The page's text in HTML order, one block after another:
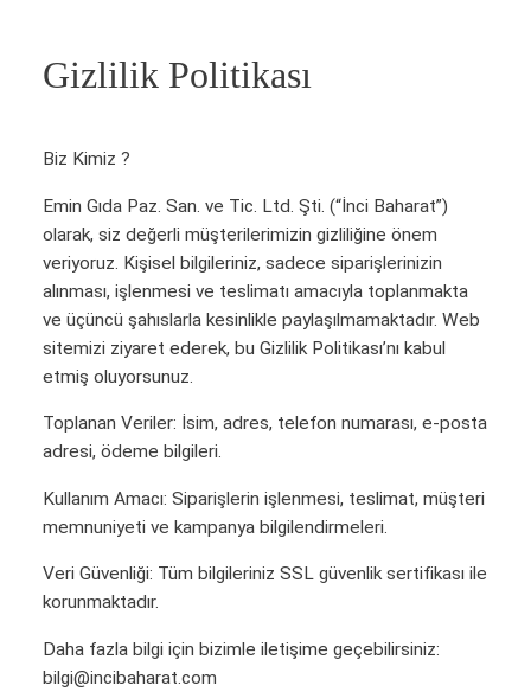
Gizlilik Politikası
Biz Kimiz ?
Emin Gıda Paz. San. ve Tic. Ltd. Şti. (“İnci Baharat”)
olarak, siz değerli müşterilerimizin gizliliğine önem
veriyoruz. Kişisel bilgileriniz, sadece siparişlerinizin
alınması, işlenmesi ve teslimatı amacıyla toplanmakta
ve üçüncü şahıslarla kesinlikle paylaşılmamaktadır. Web
sitemizi ziyaret ederek, bu Gizlilik Politikası’nı kabul
etmiş oluyorsunuz.
Toplanan Veriler: İsim, adres, telefon numarası, e-posta
adresi, ödeme bilgileri.
Kullanım Amacı: Siparişlerin işlenmesi, teslimat, müşteri
memnuniyeti ve kampanya bilgilendirmeleri.
Veri Güvenliği: Tüm bilgileriniz SSL güvenlik sertifikası ile
korunmaktadır.
Daha fazla bilgi için bizimle iletişime geçebilirsiniz:
bilgi@incibaharat.com